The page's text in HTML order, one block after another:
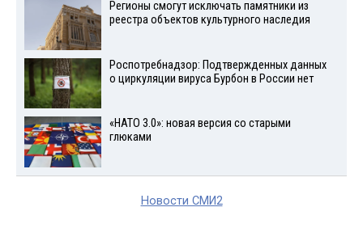
Регионы смогут исключать памятники из
реестра объектов культурного наследия
Роспотребнадзор: Подтвержденных данных
о циркуляции вируса Бурбон в России нет
«НАТО 3.0»: новая версия со старыми
глюками
Новости СМИ2